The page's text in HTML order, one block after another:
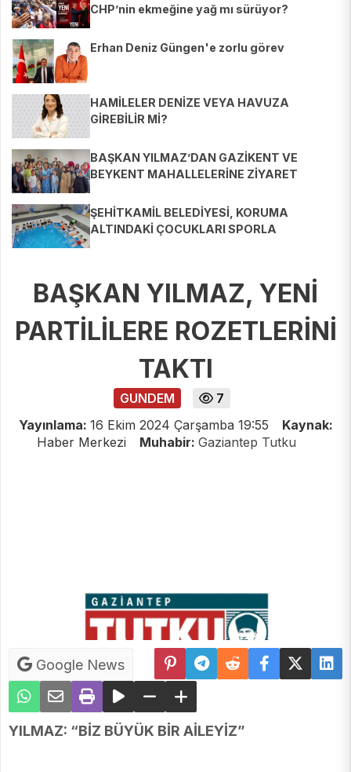
CHP’nin ekmeğine yağ mı sürüyor?
Erhan Deniz Güngen'e zorlu görev
HAMİLELER DENİZE VEYA HAVUZA
GİREBİLİR Mİ?
BAŞKAN YILMAZ’DAN GAZİKENT VE
BEYKENT MAHALLELERİNE ZİYARET
ŞEHİTKAMİL BELEDİYESİ, KORUMA
ALTINDAKİ ÇOCUKLARI SPORLA
BAŞKAN YILMAZ, YENİ
PARTİLİLERE ROZETLERİNİ
TAKTI
GUNDEM
7
Yayınlama: 16 Ekim 2024 Çarşamba 19:55
Kaynak:
Haber Merkezi
Muhabir: Gaziantep Tutku
Google News
YILMAZ: “BİZ BÜYÜK BİR AİLEYİZ”